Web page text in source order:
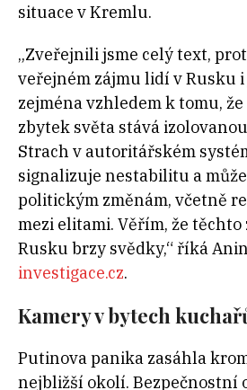
situace v Kremlu.
„Zveřejnili jsme celý text,
veřejném zájmu lidí v Rusku i
zejména vzhledem k tomu,
zbytek světa stává
Strach v autoritářském
signalizuje nestabilitu a
politickým změnám, včetně
mezi elitami. Věřím, že těchto
Rusku brzy svědky,“ říká
investigace.cz.
Kamery v bytech
Putinova panika zasáhla
nejbližší okolí. Bezpečnostní